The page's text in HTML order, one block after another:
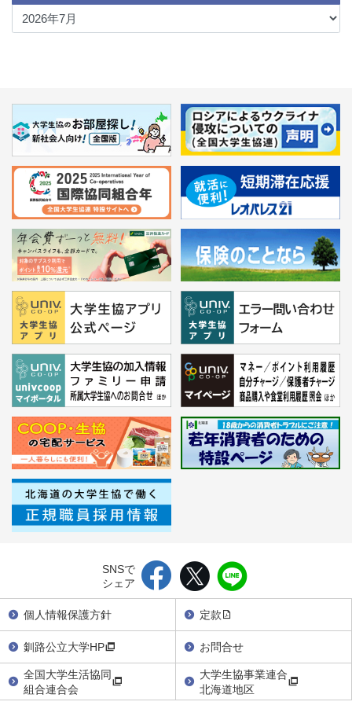
SNSで
シェア
個人情報保護方針
定款
釧路公立大学HP
お問合せ
全国大学生活協同
組合連合会
大学生協事業連合
北海道地区